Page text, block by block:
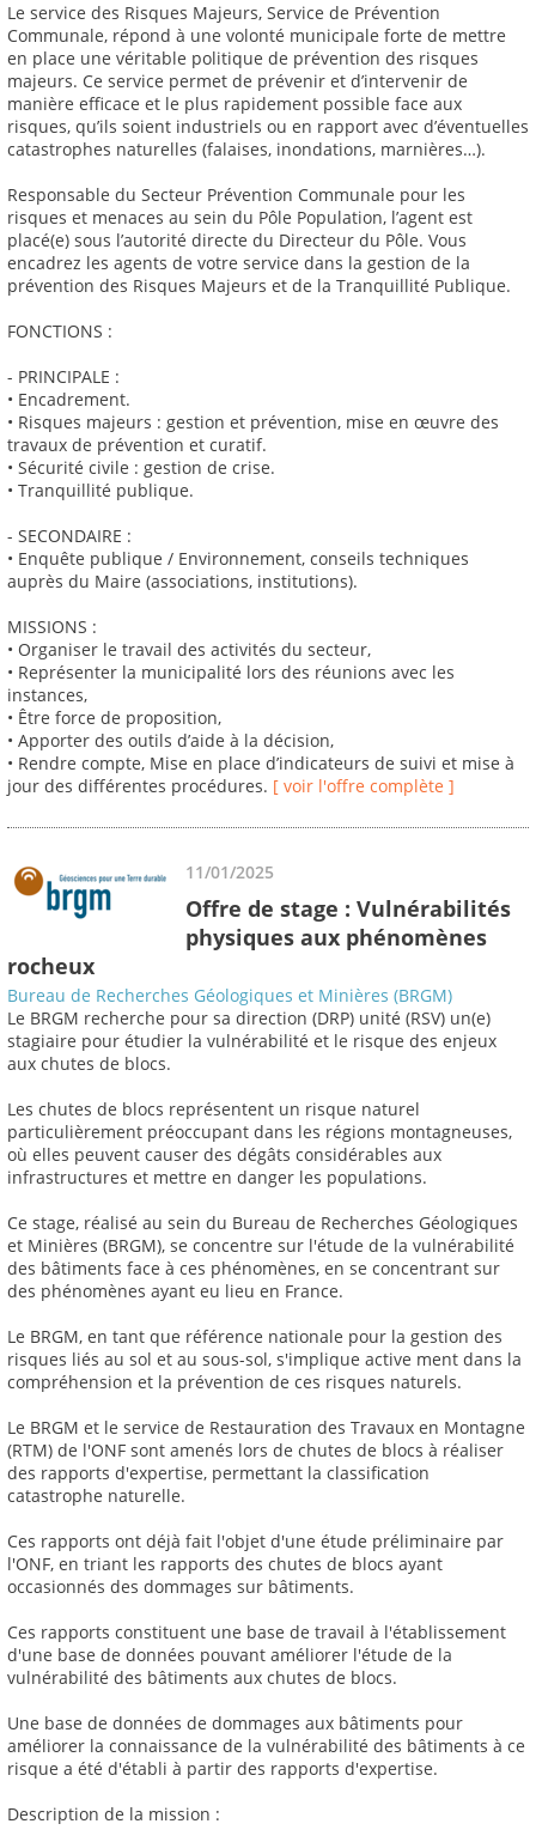
Le service des Risques Majeurs, Service de Prévention
Communale, répond à une volonté municipale forte de mettre
en place une véritable politique de prévention des risques
majeurs. Ce service permet de prévenir et d’intervenir de
manière efficace et le plus rapidement possible face aux
risques, qu’ils soient industriels ou en rapport avec d’éventuelles
catastrophes naturelles (falaises, inondations, marnières…).
Responsable du Secteur Prévention Communale pour les
risques et menaces au sein du Pôle Population, l’agent est
placé(e) sous l’autorité directe du Directeur du Pôle. Vous
encadrez les agents de votre service dans la gestion de la
prévention des Risques Majeurs et de la Tranquillité Publique.
FONCTIONS :
- PRINCIPALE :
• Encadrement.
• Risques majeurs : gestion et prévention, mise en œuvre des
travaux de prévention et curatif.
• Sécurité civile : gestion de crise.
• Tranquillité publique.
- SECONDAIRE :
• Enquête publique / Environnement, conseils techniques
auprès du Maire (associations, institutions).
MISSIONS :
• Organiser le travail des activités du secteur,
• Représenter la municipalité lors des réunions avec les
instances,
• Être force de proposition,
• Apporter des outils d’aide à la décision,
• Rendre compte, Mise en place d’indicateurs de suivi et mise à
jour des différentes procédures. [ voir l'offre complète ]
11/01/2025
Offre de stage : Vulnérabilités
physiques aux phénomènes
rocheux
Bureau de Recherches Géologiques et Minières (BRGM)
Le BRGM recherche pour sa direction (DRP) unité (RSV) un(e)
stagiaire pour étudier la vulnérabilité et le risque des enjeux
aux chutes de blocs.
Les chutes de blocs représentent un risque naturel
particulièrement préoccupant dans les régions montagneuses,
où elles peuvent causer des dégâts considérables aux
infrastructures et mettre en danger les populations.
Ce stage, réalisé au sein du Bureau de Recherches Géologiques
et Minières (BRGM), se concentre sur l'étude de la vulnérabilité
des bâtiments face à ces phénomènes, en se concentrant sur
des phénomènes ayant eu lieu en France.
Le BRGM, en tant que référence nationale pour la gestion des
risques liés au sol et au sous-sol, s'implique active ment dans la
compréhension et la prévention de ces risques naturels.
Le BRGM et le service de Restauration des Travaux en Montagne
(RTM) de l'ONF sont amenés lors de chutes de blocs à réaliser
des rapports d'expertise, permettant la classification
catastrophe naturelle.
Ces rapports ont déjà fait l'objet d'une étude préliminaire par
l'ONF, en triant les rapports des chutes de blocs ayant
occasionnés des dommages sur bâtiments.
Ces rapports constituent une base de travail à l'établissement
d'une base de données pouvant améliorer l'étude de la
vulnérabilité des bâtiments aux chutes de blocs.
Une base de données de dommages aux bâtiments pour
améliorer la connaissance de la vulnérabilité des bâtiments à ce
risque a été d'établi à partir des rapports d'expertise.
Description de la mission :